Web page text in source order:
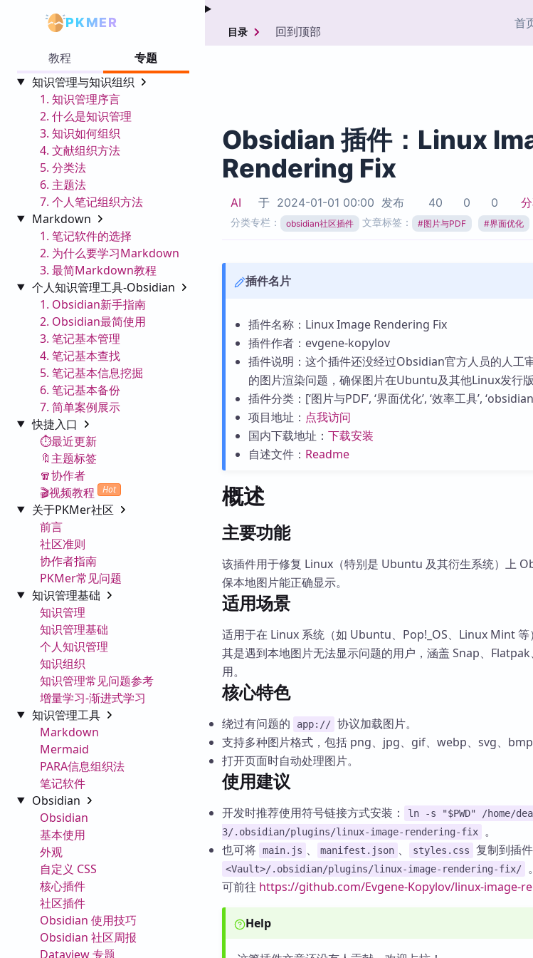
PKMER 首
Zotero 插件
教程
专题
知识管理与知识组织
1. 知识管理序言
2. 什么是知识管理
3. 知识如何组织
4. 文献组织方法
5. 分类法
6. 主题法
7. 个人笔记组织方法
Markdown
1. 笔记软件的选择
2. 为什么要学习Markdown
3. 最简Markdown教程
个人知识管理工具-Obsidian
1. Obsidian新手指南
2. Obsidian最简使用
3. 笔记基本管理
4. 笔记基本查找
5. 笔记基本信息挖掘
6. 笔记基本备份
7. 简单案例展示
快捷入口
⏱️最近更新
🔖主题标签
🧣协作者
🎬视频教程
Hot
关于PKMer社区
前言
社区准则
协作者指南
PKMer常见问题
知识管理基础
知识管理
知识管理基础
个人知识管理
知识组织
知识管理常见问题参考
增量学习-渐进式学习
知识管理工具
Markdown
Mermaid
PARA信息组织法
笔记软件
Obsidian
Obsidian
基本使用
外观
自定义 CSS
核心插件
社区插件
Obsidian 使用技巧
Obsidian 社区周报
Dataview 专题
目录 回到顶部
Obsidian 插件：Linux
Rendering Fix
AI 于 2024-01-01 00:00 发布 40 0 0
分类专栏： obsidian社区插件 文章标签： #图片与PDF #界面优化
插件名片
插件名称：Linux Image Rendering Fix
插件作者：evgene-kopylov
插件说明：这个插件还没经过Obsidian官方人员的人工
的图片渲染问题，确保图片在Ubuntu及其他Linux发行版
插件分类：[‘图片与PDF’, ‘界面优化’, ‘效率工具’,
项目地址： 点我访问
国内下载地址： 下载安装
自述文件： Readme
概述
主要功能
该插件用于修复 Linux（特别是 Ubuntu 及其衍生系统）上
保本地图片能正确显示。
适用场景
适用于在 Linux 系统（如 Ubuntu、Pop!_OS、Linux Mint
其是遇到本地图片无法显示问题的用户，涵盖 Snap、
用。
核心特色
绕过有问题的 app:// 协议加载图片。
支持多种图片格式，包括 png、jpg、gif、webp、svg、bmp
打开页面时自动处理图片。
使用建议
开发时推荐使用符号链接方式安装：
ln -s "$PWD" /home/
3/.obsidian/plugins/linux-image-rendering-fix
。
也可将 main.js 、 manifest.json 、 styles.css 复制到插
<Vault>/.obsidian/plugins/linux-image-rendering-fix/
可前往 https://github.com/Evgene-Kopylov/linux-image-
Help